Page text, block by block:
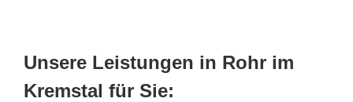
Unsere Leistungen in Rohr im
Kremstal für Sie: